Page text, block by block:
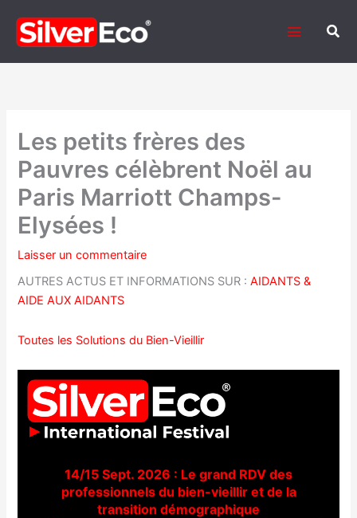
contenu
Les petits frères des
Pauvres célèbrent Noël au
Paris Marriott Champs-
Elysées !
Laisser un commentaire
AUTRES ACTUS ET INFORMATIONS SUR :AIDANTS &
AIDE AUX AIDANTS
Toutes les Solutions du Bien-Vieillir
14/15 Sept. 2026 : Le grand RDV des
professionnels du bien-vieillir et de la
transition démographique